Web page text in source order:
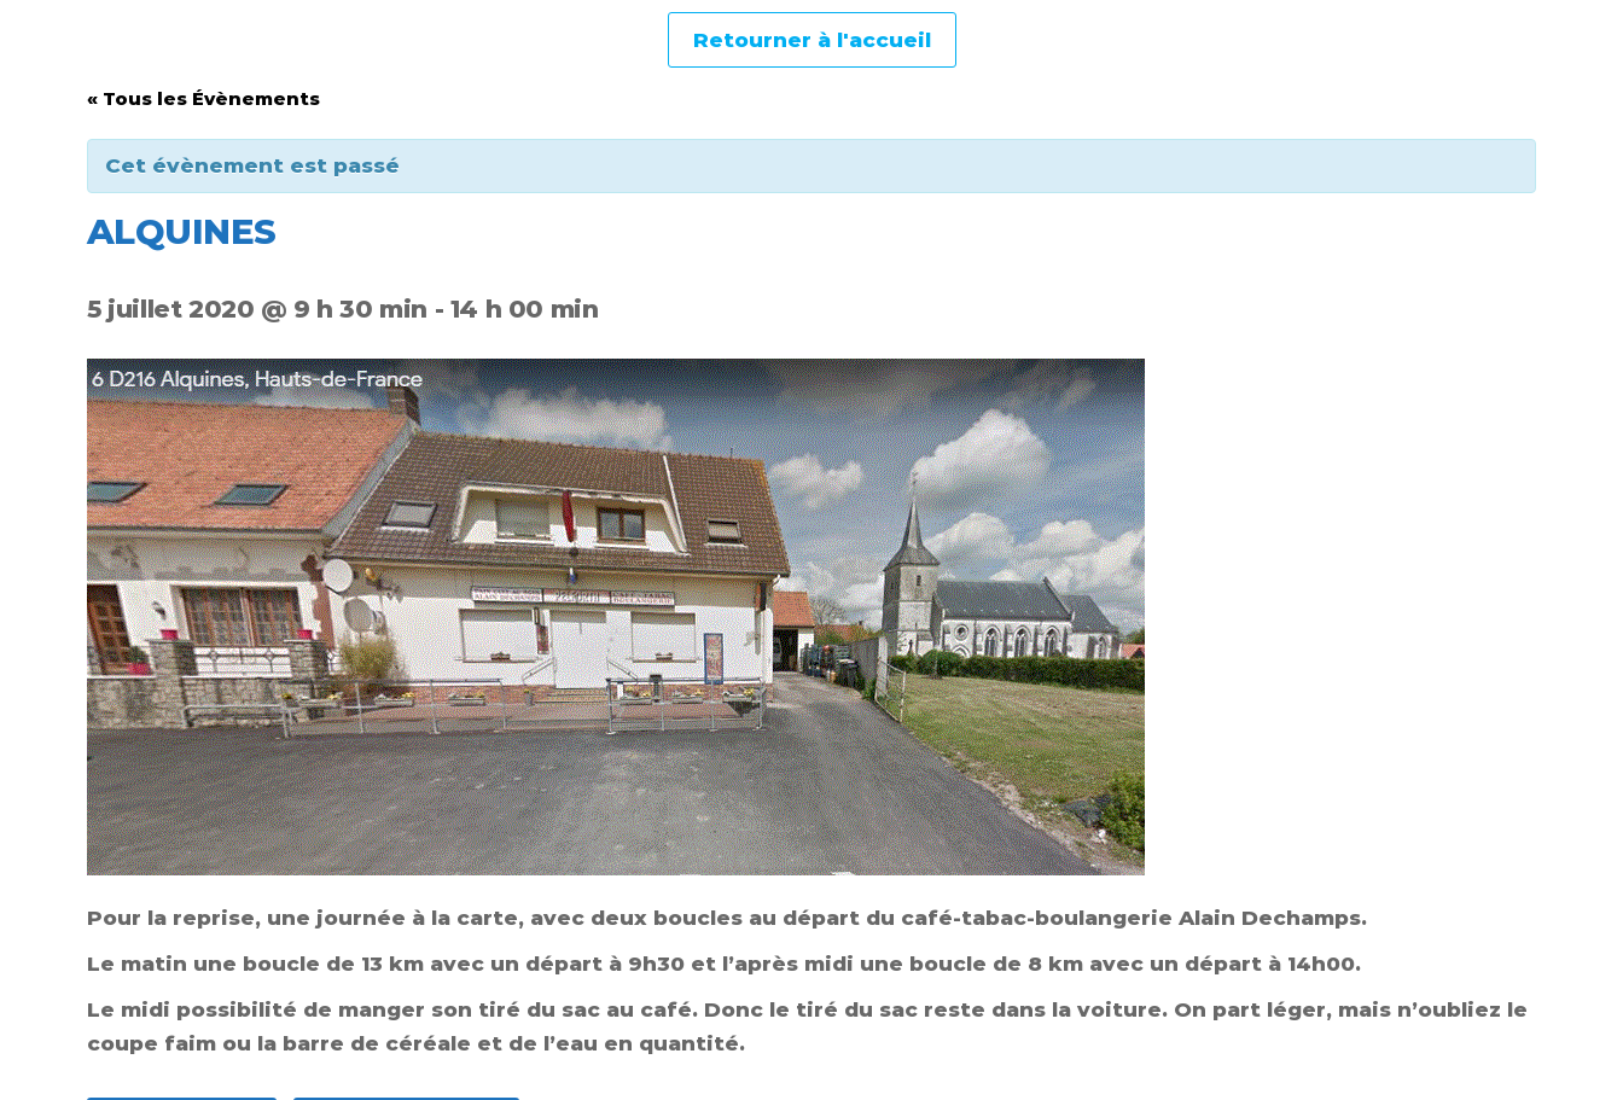
Retourner à l'accueil
« Tous les Évènements
Cet évènement est passé
ALQUINES
5 juillet 2020 @ 9 h 30 min - 14 h 00 min
Pour la reprise, une journée à la carte, avec deux boucles au départ du café-tabac-boulangerie Alain Dechamps.
Le matin une boucle de 13 km avec un départ à 9h30 et l’après midi une boucle de 8 km avec un départ à 14h00.
Le midi possibilité de manger son tiré du sac au café. Donc le tiré du sac reste dans la voiture. On part léger, mais n’oubliez le
coupe faim ou la barre de céréale et de l’eau en quantité.